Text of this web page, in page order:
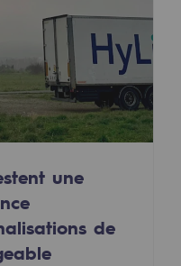
priorité
atmosphériques
et territoriale
et
une
de